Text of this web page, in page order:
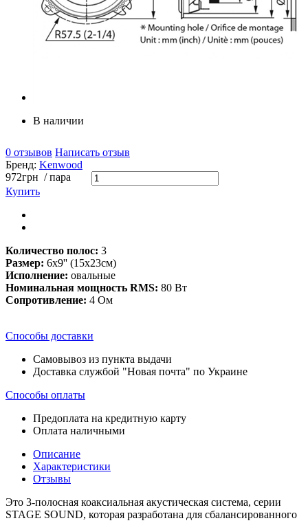
В наличии
0 отзывов Написать отзыв
Бренд: Kenwood
972грн / пара
Купить
Количество полос: 3
Размер: 6x9'' (15х23см)
Исполнение: овальные
Номинальная мощность RMS: 80 Вт
Сопротивление: 4 Ом
Способы доставки
Самовывоз из пункта выдачи
Доставка службой "Новая почта" по Украине
Способы оплаты
Предоплата на кредитную карту
Оплата наличными
Описание
Характеристики
Отзывы
Это 3-полосная коаксиальная акустическая система, серии
STAGE SOUND, которая разработана для сбалансированного